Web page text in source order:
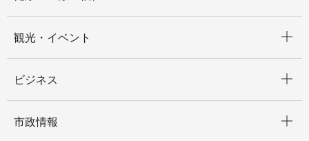
観光・イベント
ビジネス
市政情報